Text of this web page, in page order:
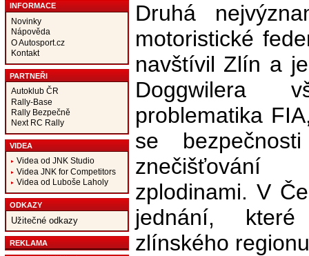
INFORMACE
Novinky
Nápověda
O Autosport.cz
Kontakt
PARTNEŘI
Autoklub ČR
Rally-Base
Rally Bezpečně
Next RC Rally
VIDEA
Videa od JNK Studio
Videa JNK for Competitors
Videa od Luboše Laholy
ODKAZY
Užitečné odkazy
REKLAMA
Druhá
motoristické
navštívil Zlín a
Doggwilera
problematika
se
znečišťování
zplodinami. V
jednání, které
zlínského